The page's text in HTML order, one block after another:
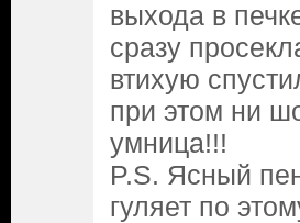
выхода в
сразу
втихую
при этом ни
умница!!!
P.S. Ясный
гуляет по